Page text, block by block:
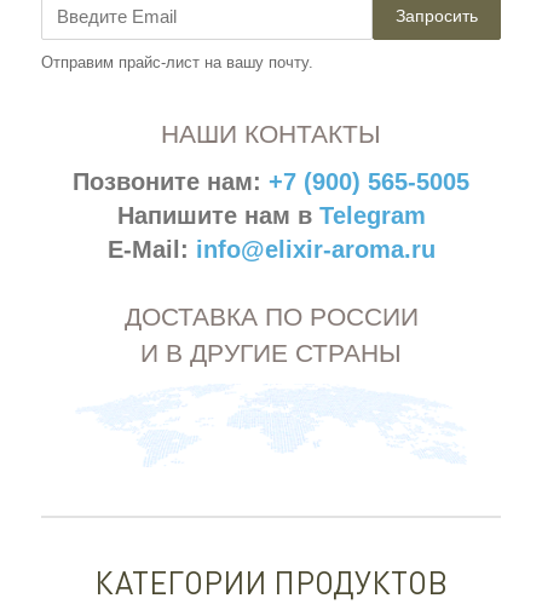
Запросить
Отправим прайс-лист на вашу почту.
НАШИ КОНТАКТЫ
Позвоните нам: +7 (900) 565-5005
Напишите нам в Telegram
E-Mail: info@elixir-aroma.ru
ДОСТАВКА ПО РОССИИ
И В ДРУГИЕ СТРАНЫ
КАТЕГОРИИ ПРОДУКТОВ